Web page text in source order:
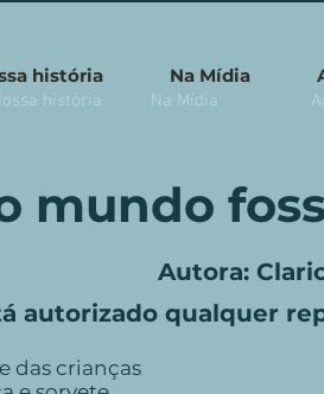
história Na Mídia
mundo
Autora:
autorizado qualquer
das crianças
história Na Mídia